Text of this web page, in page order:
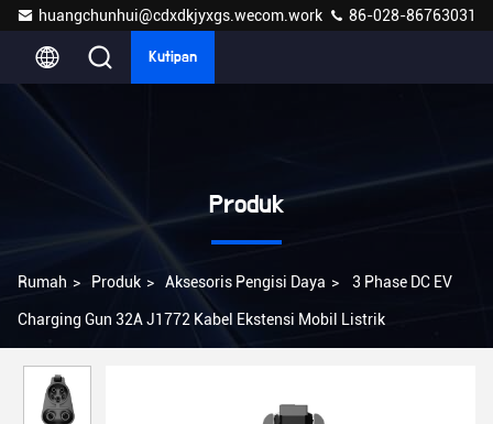
huangchunhui@cdxdkjyxgs.wecom.work 86-028-86763031
Kutipan
Produk
Rumah > Produk > Aksesoris Pengisi Daya > 3 Phase DC EV
Charging Gun 32A J1772 Kabel Ekstensi Mobil Listrik